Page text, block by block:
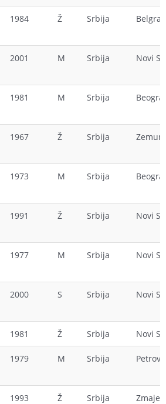
1984 Ž Srbija
2001 M Srbija Novi
1981 M Srbija
1967 Ž Srbija Zemun
1973 M Srbija
1991 Ž Srbija Novi
1977 M Srbija Novi
2000 S Srbija Novi
1981 Ž Srbija Novi
1979 M Srbija
1993 Ž Srbija